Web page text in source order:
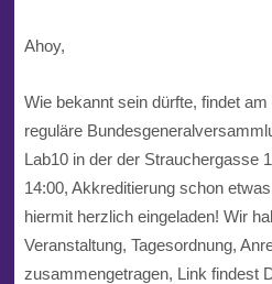
Ahoy,
Wie bekannt sein dürfte, findet
reguläre
Lab10 in der der Strauchergasse
14:00, Akkreditierung schon
hiermit herzlich eingeladen! Wir
Veranstaltung, Tagesordnung,
zusammengetragen, Link findest